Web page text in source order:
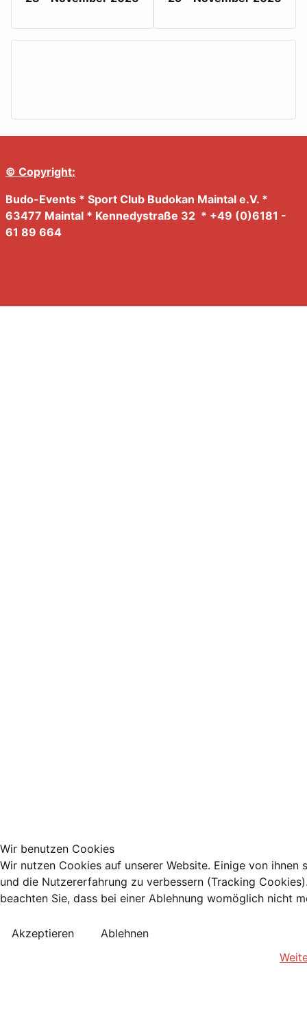
© Copyright:
Budo-Events * Sport Club Budokan Maintal e.V. *
63477 Maintal * Kennedystraße 32 * +49 (0)6181 -
61 89 664
Wir benutzen Cookies
Wir nutzen Cookies auf unserer Website. Einige von
und die Nutzererfahrung zu verbessern (Tracking
beachten Sie, dass bei einer Ablehnung womöglich nicht
Akzeptieren
Ablehnen